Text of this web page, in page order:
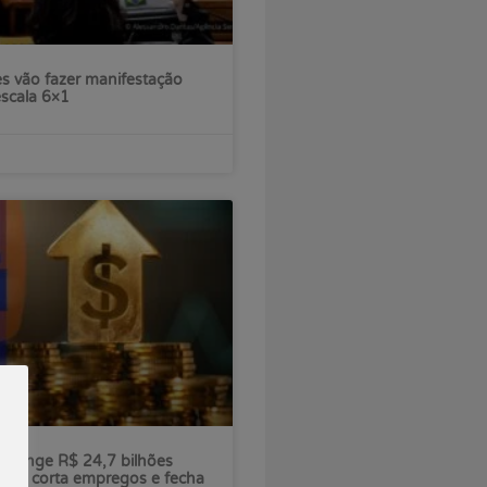
vão fazer manifestação
6×1
atinge R$ 24,7 bilhões
corta empregos e fecha